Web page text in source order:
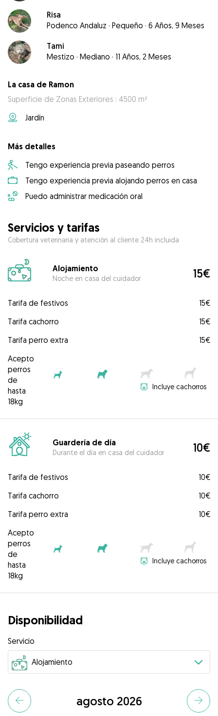
Risa
Podenco Andaluz · Pequeño · 6 Años, 9 Meses
Tami
Mestizo · Mediano · 11 Años, 2 Meses
La casa de Ramon
Superficie de Zonas Exteriores : 4500 m²
Jardín
Más detalles
Tengo experiencia previa paseando perros
Tengo experiencia previa alojando perros en casa
Puedo administrar medicación oral
Servicios y tarifas
Cobertura veterinaria y atención al cliente 24h incluida
Alojamiento
Noche en casa del cuidador 15€
Tarifa de festivos
15€
Tarifa cachorro
15€
Tarifa perro extra
15€
Acepto
perros
de
hasta
18kg
Incluye cachorros
Guardería de día
Durante el día en casa del cuidador 10€
Tarifa de festivos
10€
Tarifa cachorro
10€
Tarifa perro extra
10€
Acepto
perros
de
hasta
18kg
Incluye cachorros
Disponibilidad
Servicio
agosto 2026